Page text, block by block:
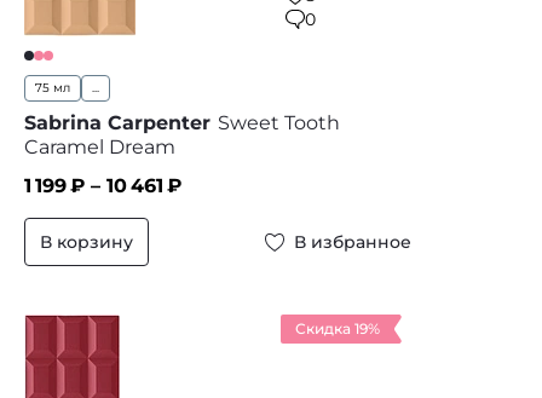
0
75 мл ...
Sabrina Carpenter Sweet Tooth
Caramel Dream
1 199₽ – 10 461 ₽
В корзину В избранное
Скидка 19%